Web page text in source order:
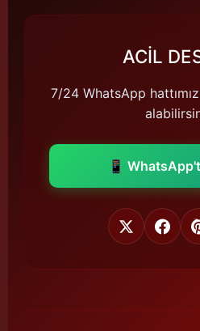
ACİL
7/24 WhatsApp
📱